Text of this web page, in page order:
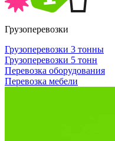
Грузоперевозки
Грузоперевозки 3 тонны
Грузоперевозки 5 тонн
Перевозка оборудования
Перевозка мебели